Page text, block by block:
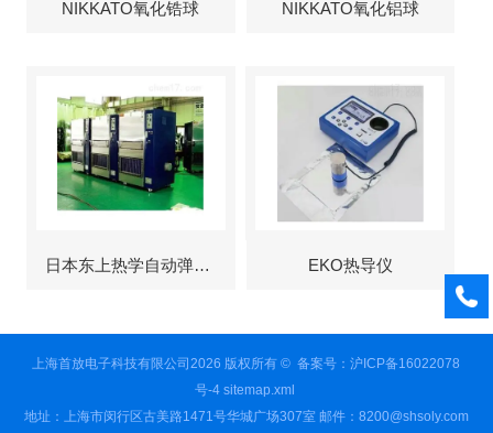
NIKKATO氧化锆球 NIKKATO氧化铝球
日本东上热学自动弹出式烘箱 EKO热导仪
上海首放电子科技有限公司2026 版权所有 ©备案号：沪ICP备16022078
号-4 sitemap.xml
地址：上海市闵行区古美路1471号华城广场307室 邮件：8200@shsoly.com